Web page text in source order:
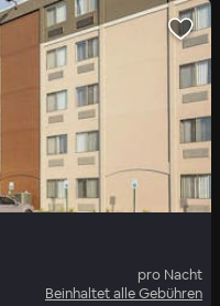
pro Nacht
Beinhaltet alle Gebühren